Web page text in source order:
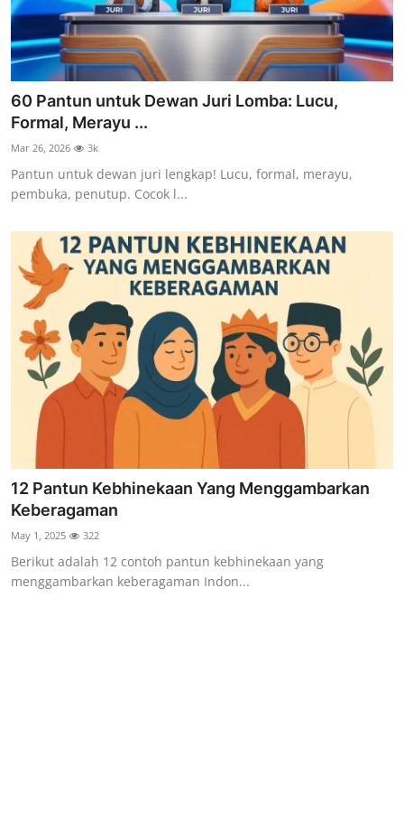
60 Pantun untuk Dewan Juri Lomba: Lucu,
Formal, Merayu ...
Mar 26, 2026 3k
Pantun untuk dewan juri lengkap! Lucu, formal, merayu,
pembuka, penutup. Cocok l...
12 Pantun Kebhinekaan Yang Menggambarkan
Keberagaman
May 1, 2025 322
Berikut adalah 12 contoh pantun kebhinekaan yang
menggambarkan keberagaman Indon...